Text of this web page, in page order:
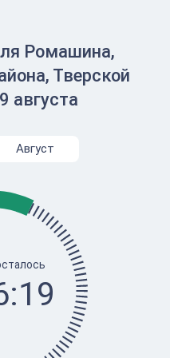
Ромашина,
Тверской
августа
Август